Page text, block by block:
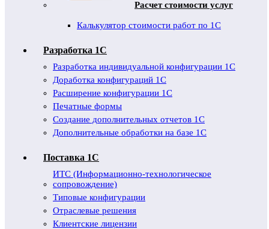
Расчет стоимости услуг
Калькулятор стоимости работ по 1С
Разработка 1С
Разработка индивидуальной конфигурации 1С
Доработка конфигураций 1С
Расширение конфигурации 1С
Печатные формы
Создание дополнительных отчетов 1С
Дополнительные обработки на базе 1С
Поставка 1С
ИТС (Информационно-технологическое
сопровождение)
Типовые конфигурации
Отраслевые решения
Клиентские лицензии